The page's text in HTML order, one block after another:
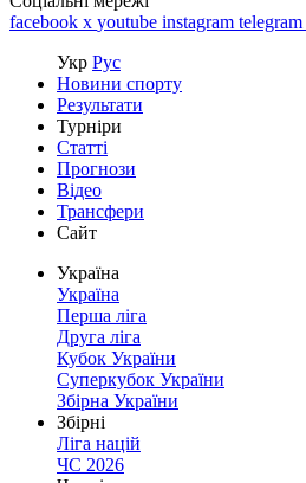
facebook x youtube instagram telegram
Укр Рус
Новини спорту
Результати
Турніри
Статті
Прогнози
Відео
Трансфери
Сайт
Україна
Україна
Перша ліга
Друга ліга
Кубок України
Суперкубок України
Збірна України
Збірні
Ліга націй
ЧС 2026